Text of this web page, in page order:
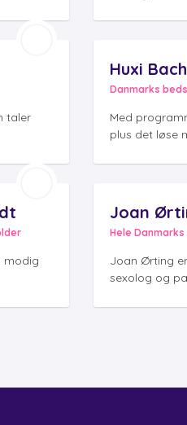
taler
Huxi Bach
Danmarks
Med
plus det løse
modig
Joan
Hele
Joan Ørting
sexolog og